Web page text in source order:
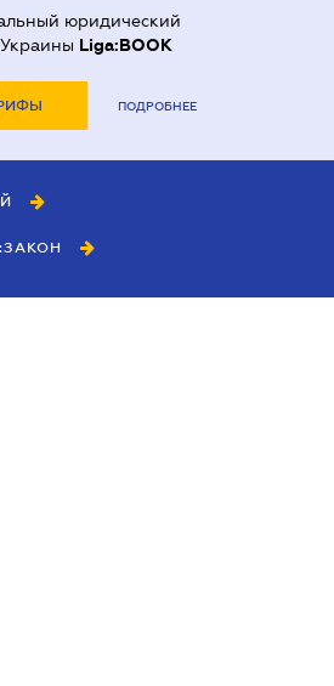
юридический
Liga:BOOK
ПОДРОБНЕЕ